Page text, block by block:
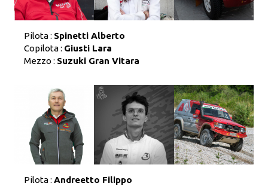
Pilota : Spinetti Alberto
Copilota : Giusti Lara
Mezzo : Suzuki Gran Vitara
Pilota : Andreetto Filippo